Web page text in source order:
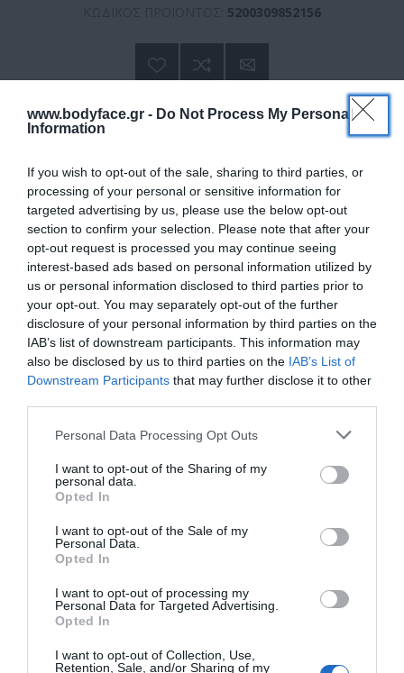
www.bodyface.gr - Do Not Process My Personal
Information
If you wish to opt-out of the sale, sharing to third parties, or
processing of your personal or sensitive information for
targeted advertising by us, please use the below opt-out
section to confirm your selection. Please note that after your
opt-out request is processed you may continue seeing
interest-based ads based on personal information utilized by
us or personal information disclosed to third parties prior to
your opt-out. You may separately opt-out of the further
disclosure of your personal information by third parties on the
IAB’s list of downstream participants. This information may
also be disclosed by us to third parties on the IAB’s List of
Downstream Participants that may further disclose it to other
Please note that this website/app uses one or more Google
not limited to your visit or usage behaviour. You may click to
grant or deny consent to Google and its third-party tags to
use your data for below specified purposes in below Google
consent section.
Personal Data Processing Opt Outs
I want to opt-out of the Sharing of my
personal data.
Opted In
I want to opt-out of the Sale of my
Personal Data.
Opted In
I want to opt-out of processing my
Personal Data for Targeted Advertising.
Opted In
I want to opt-out of Collection, Use,
Retention, Sale, and/or Sharing of my
5200309852156
Σαμπουάν Priorin τονώνει και αναζωογονεί τα αδύναμα
μαλλιά. Με φυτικά εκχυλίσματα και βιταμίνες, συμπληρώνει
την αγωγή κατά της τριχόπτωσης. Τα φυτικά εκχυλίσματα και
οι βιταμίνες του σαμπουάν Priorin ενισχύουν τη δομή και
που περιέχει αποτελούν το καλύτερο φυτικό συστατικό για
την τόνωση της ρίζας της τρίχας και την ανάπτυξη νέων
τριχών, επιβραδύνοντας την τριχόπτωση. Το φυτικό
τριχωτό της κεφαλής και τρέφει τα μαλλιά.
Ολοκληρώστε την αγωγή με τις αμπούλες για τα μαλλιά και
τις πόσιμες κάψουλες Priorin.